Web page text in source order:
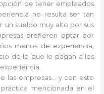
de tener empleados
no resulta ser tan
un sueldo muy alto por sus
prefieren optar por
menos de experiencia,
de lo que le pagan a los
las empresas… y con esto
mencionada en el